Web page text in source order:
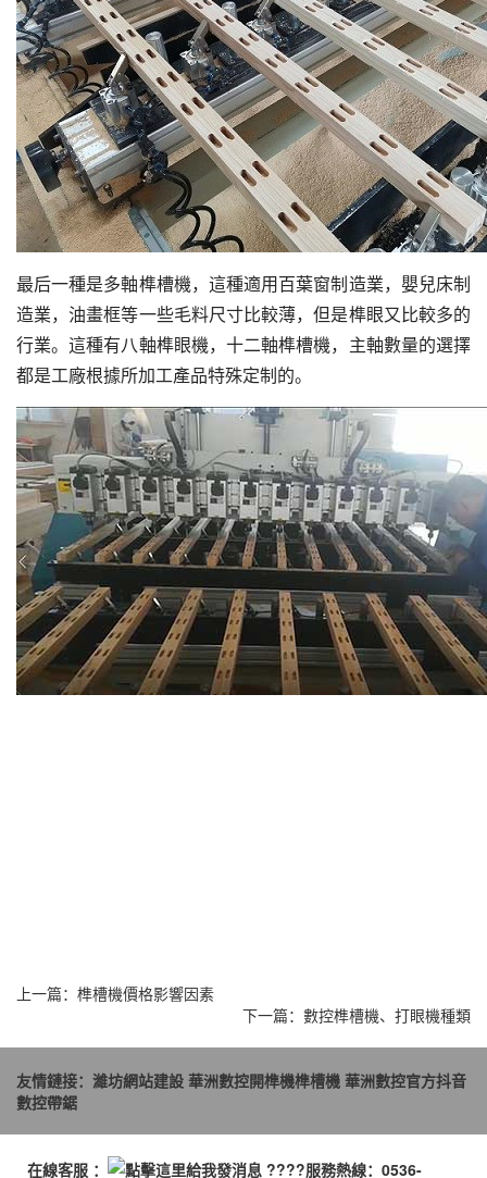
最后一種是多軸榫槽機，這種適用百葉窗制造業，嬰兒床制
造業，油畫框等一些毛料尺寸比較薄，但是榫眼又比較多的
行業。這種有八軸榫眼機，十二軸榫槽機，主軸數量的選擇
都是工廠根據所加工產品特殊定制的。
上一篇： 榫槽機價格影響因素
下一篇： 數控榫槽機、打眼機種類
友情鏈接： 濰坊網站建設 華洲數控開榫機榫槽機 華洲數控官方抖音
數控帶鋸
在線客服 ： ????服務熱線：0536-